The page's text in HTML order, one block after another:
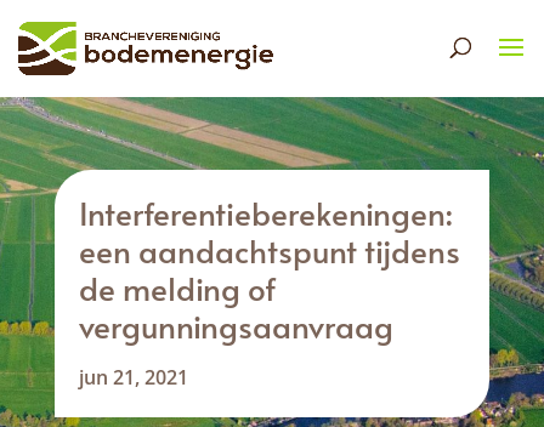
Interferentieberekeningen:
een aandachtspunt tijdens
de melding of
vergunningsaanvraag
jun 21, 2021